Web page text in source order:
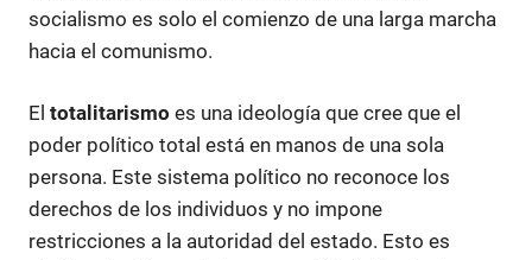
socialismo es solo el comienzo de una larga marcha
hacia el comunismo.
El totalitarismo es una ideología que cree que el
poder político total está en manos de una sola
persona. Este sistema político no reconoce los
derechos de los individuos y no impone
restricciones a la autoridad del estado. Esto es